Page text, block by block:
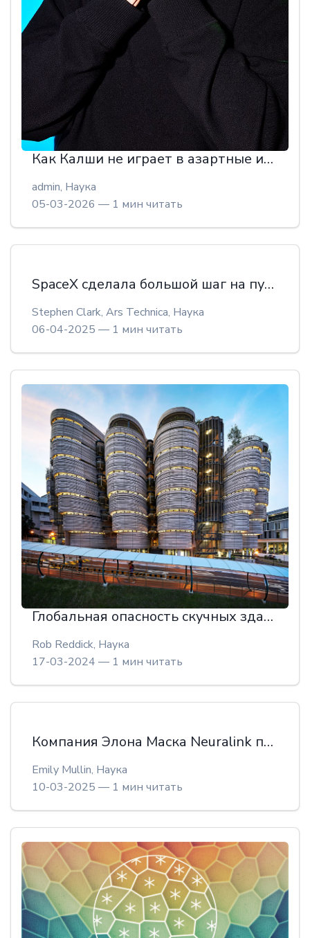
Как Калши не играет в азартные игры?
admin, Наука
05-03-2026 — 1 мин читать
SpaceX сделала большой шаг на пути к повторному использованию сверхтяжелой ракеты-носителя звездолета
Stephen Clark, Ars Technica, Наука
06-04-2025 — 1 мин читать
Глобальная опасность скучных зданий
Rob Reddick, Наука
17-03-2024 — 1 мин читать
Компания Элона Маска Neuralink подала заявку на регистрацию товарного знака "Телепатия"
Emily Mullin, Наука
10-03-2025 — 1 мин читать